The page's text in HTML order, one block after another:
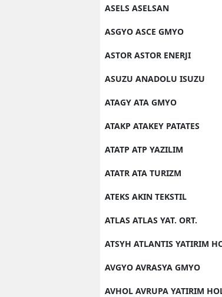
ASELS ASELSAN
ASGYO ASCE GMYO
ASTOR ASTOR ENERJI
ASUZU ANADOLU ISUZU
ATAGY ATA GMYO
ATAKP ATAKEY PATATES
ATATP ATP YAZILIM
ATATR ATA TURIZM
ATEKS AKIN TEKSTIL
ATLAS ATLAS YAT. ORT.
ATSYH ATLANTIS YATIRIM
AVGYO AVRASYA GMYO
AVHOL AVRUPA YATIRIM